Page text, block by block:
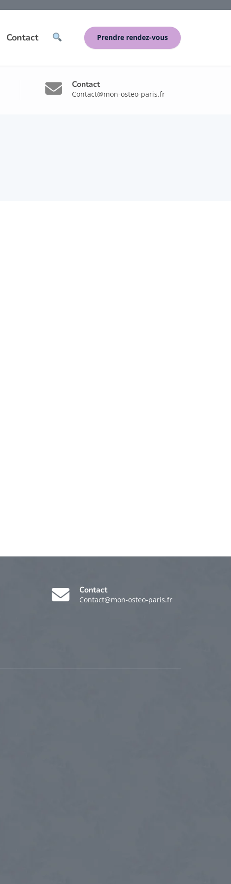
Contact Prendre rendez-vous
Contact
Contact@mon-osteo-paris.fr
Contact
Contact@mon-osteo-paris.fr